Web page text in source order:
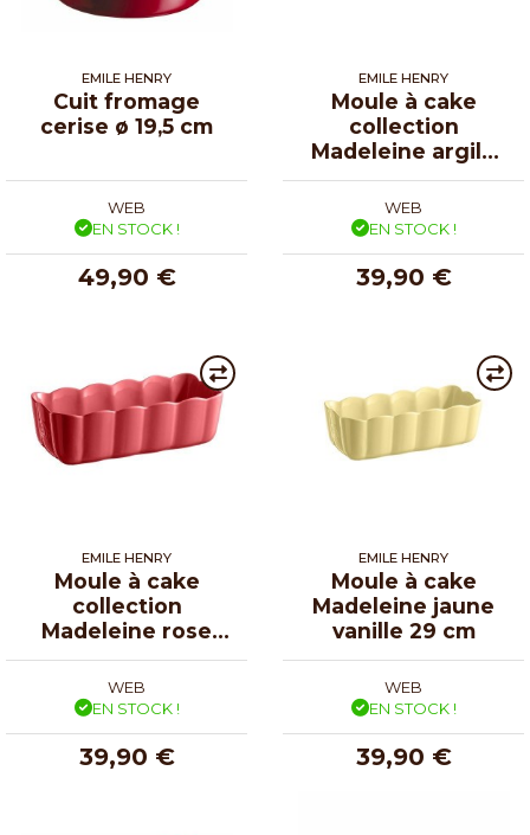
EMILE HENRY
Cuit fromage
cerise ø 19,5 cm
WEB
EN STOCK !
49,90 €
EMILE HENRY
Moule à cake
collection
Madeleine argile
29 cm
WEB
EN STOCK !
39,90 €
EMILE HENRY
Moule à cake
collection
Madeleine rose
candy 29 cm
WEB
EN STOCK !
39,90 €
EMILE HENRY
Moule à cake
Madeleine jaune
vanille 29 cm
WEB
EN STOCK !
39,90 €